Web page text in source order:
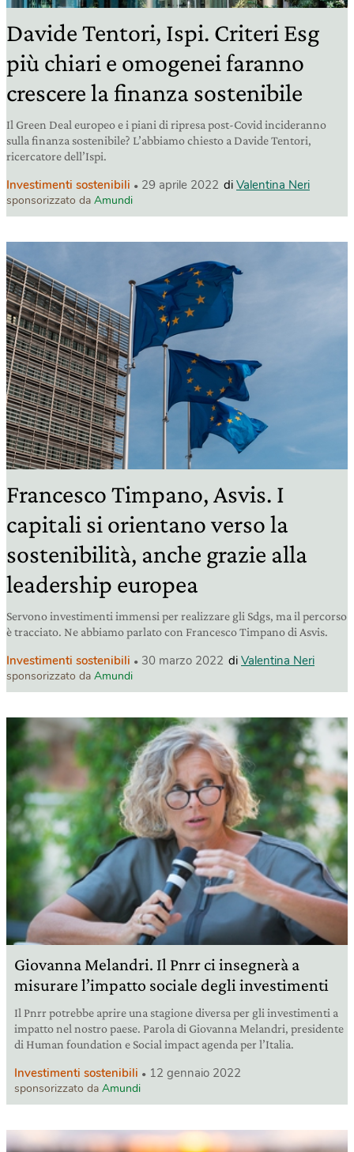
Davide Tentori, Ispi. Criteri Esg
più chiari e omogenei faranno
crescere la finanza sostenibile
Il Green Deal europeo e i piani di ripresa post-Covid incideranno
sulla finanza sostenibile? L’abbiamo chiesto a Davide Tentori,
ricercatore dell’Ispi.
Investimenti sostenibili 29 aprile 2022 di Valentina Neri
sponsorizzato da Amundi
Francesco Timpano, Asvis. I
capitali si orientano verso la
sostenibilità, anche grazie alla
leadership europea
Servono investimenti immensi per realizzare gli Sdgs, ma il percorso
è tracciato. Ne abbiamo parlato con Francesco Timpano di Asvis.
Investimenti sostenibili 30 marzo 2022 di Valentina Neri
sponsorizzato da Amundi
Giovanna Melandri. Il Pnrr ci insegnerà a
misurare l’impatto sociale degli investimenti
Il Pnrr potrebbe aprire una stagione diversa per gli investimenti a
impatto nel nostro paese. Parola di Giovanna Melandri, presidente
di Human foundation e Social impact agenda per l’Italia.
Investimenti sostenibili 12 gennaio 2022
sponsorizzato da Amundi